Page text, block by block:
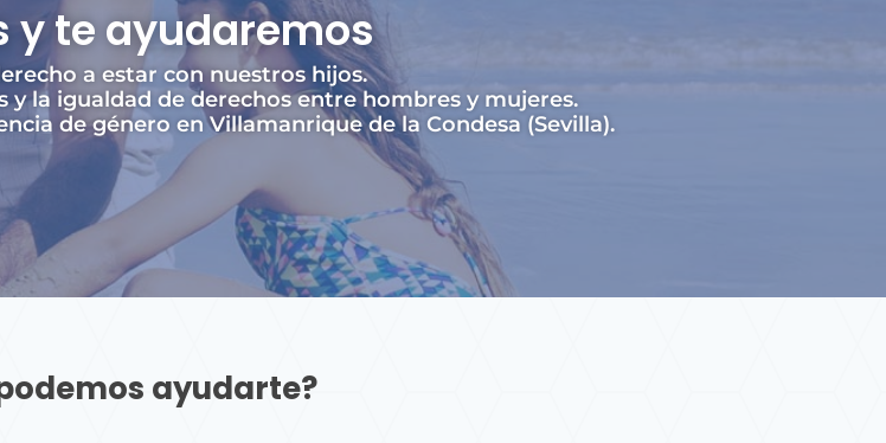
y te ayudaremos
a estar con nuestros hijos.
y la igualdad de derechos entre hombres y mujeres.
de género en Villamanrique de la Condesa (Sevilla).
ayudarte?